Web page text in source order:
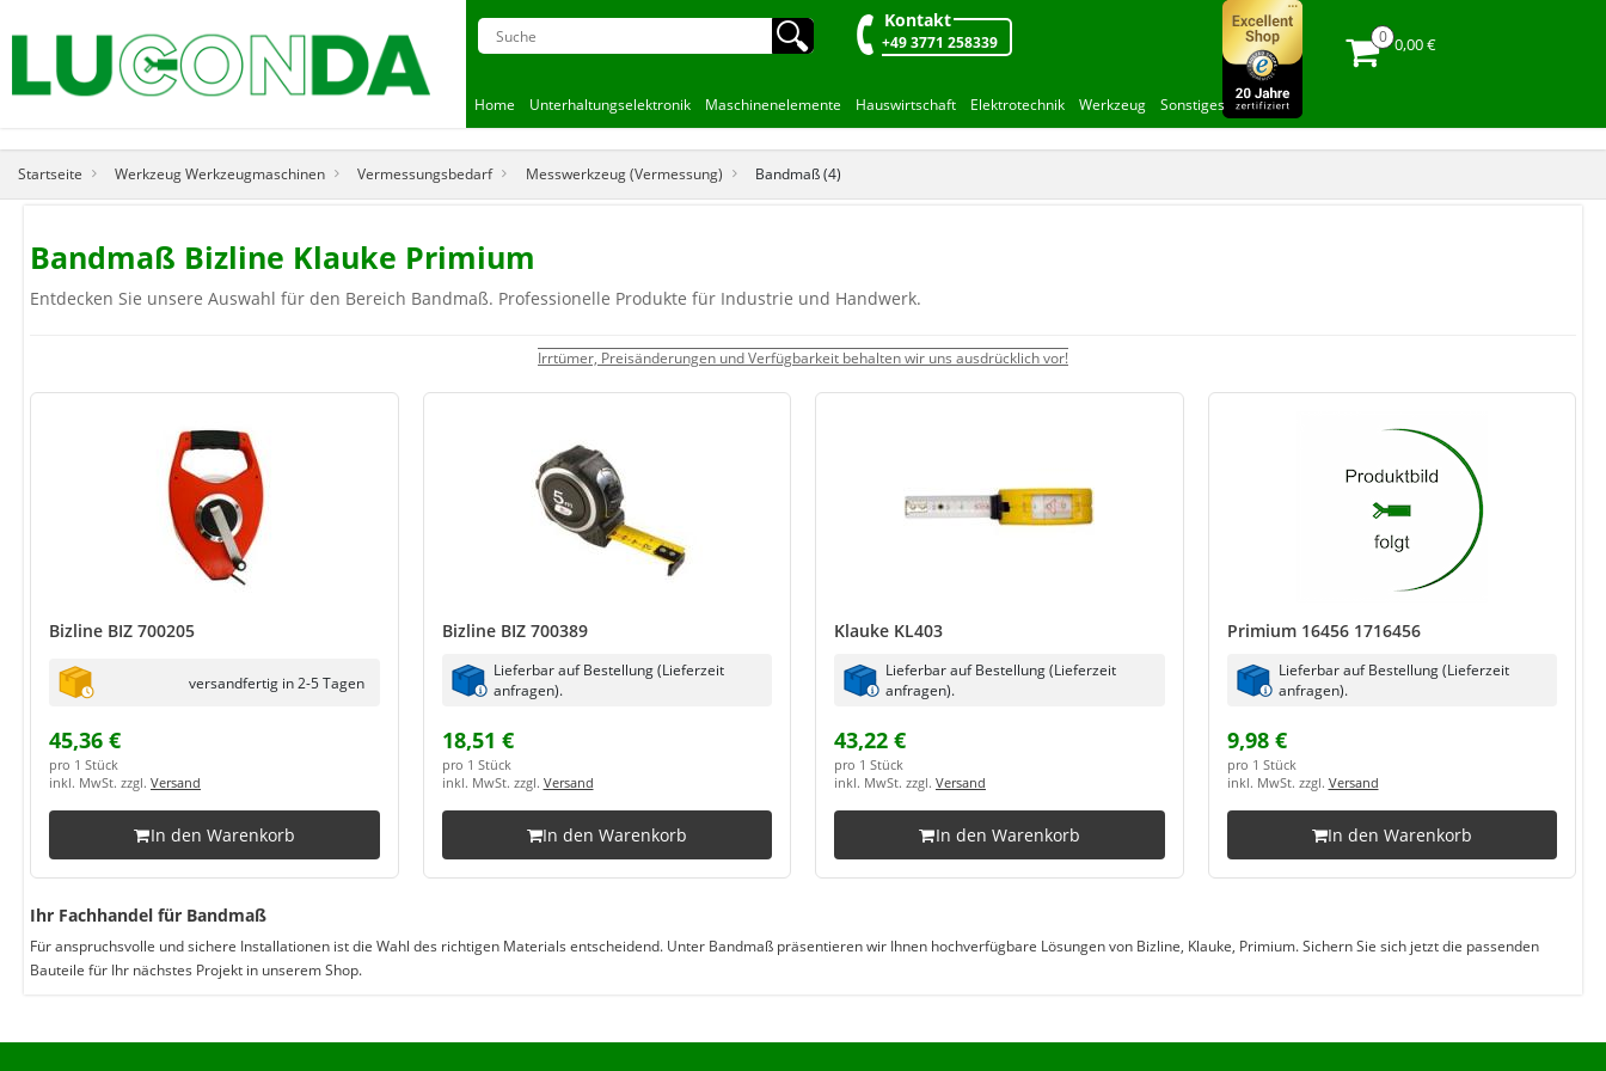
🔍︎ Kontakt
+49 3771 258339 0,00 €
Home Unterhaltungselektronik Maschinenelemente Hauswirtschaft Elektrotechnik Werkzeug Sonstiges
Startseite Werkzeug Werkzeugmaschinen Vermessungsbedarf Messwerkzeug (Vermessung) Bandmaß (4)
Bandmaß Bizline Klauke Primium
Entdecken Sie unsere Auswahl für den Bereich Bandmaß. Professionelle Produkte für Industrie und Handwerk.
Irrtümer, Preisänderungen und Verfügbarkeit behalten wir uns ausdrücklich vor!
Bizline BIZ 700205
versandfertig in 2-5 Tagen
45,36 €
pro 1 Stück
inkl. MwSt. zzgl. Versand
In den Warenkorb
Bizline BIZ 700389
Lieferbar auf Bestellung (Lieferzeit
anfragen).
18,51 €
pro 1 Stück
inkl. MwSt. zzgl. Versand
In den Warenkorb
Klauke KL403
Lieferbar auf Bestellung (Lieferzeit
anfragen).
43,22 €
pro 1 Stück
inkl. MwSt. zzgl. Versand
In den Warenkorb
Primium 16456 1716456
Lieferbar auf Bestellung (Lieferzeit
anfragen).
9,98 €
pro 1 Stück
inkl. MwSt. zzgl. Versand
In den Warenkorb
Ihr Fachhandel für Bandmaß
Für anspruchsvolle und sichere Installationen ist die Wahl des richtigen Materials entscheidend. Unter Bandmaß präsentieren wir Ihnen hochverfügbare Lösungen von Bizline, Klauke, Primium. Sichern Sie sich jetzt die passenden
Bauteile für Ihr nächstes Projekt in unserem Shop.